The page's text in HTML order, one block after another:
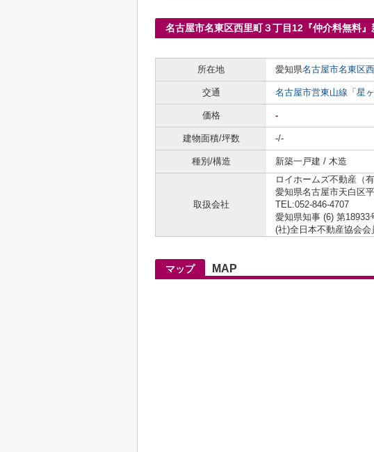
名古屋市名東区西里町３丁目12『仲介料無料
所在地
愛知県名古屋市名東区
交通 名古屋市営東山線 「 星
価格 -
建物面積/坪数 -/-
種別/構造 新築一戸建 / 木造
取扱会社
ロイホームズ不動産（
愛知県名古屋市天白区
TEL:052-846-4707
愛知県知事 (6) 第18933
(社)全日本不動産協会
マップ MAP